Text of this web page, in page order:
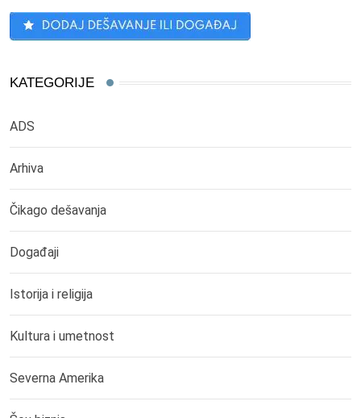
KATEGORIJE
ADS
Arhiva
Čikago dešavanja
Događaji
Istorija i religija
Kultura i umetnost
Severna Amerika